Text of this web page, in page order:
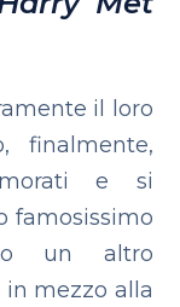
il loro
finalmente,
e si
famosissimo
un altro
in mezzo alla